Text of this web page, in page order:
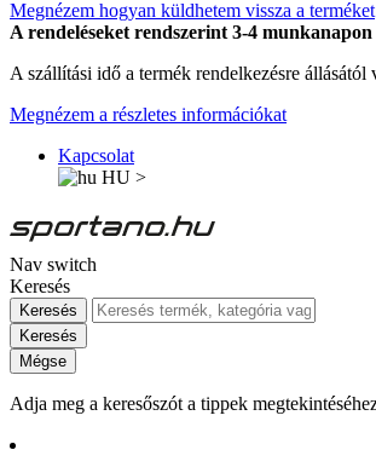
Megnézem hogyan küldhetem vissza a terméket
A rendeléseket rendszerint 3-4
A szállítási idő a termék rendelkezésre
Megnézem a részletes információkat
Kapcsolat
HU >
Nav switch
Keresés
Keresés
Keresés
Mégse
Adja meg a keresőszót a tippek